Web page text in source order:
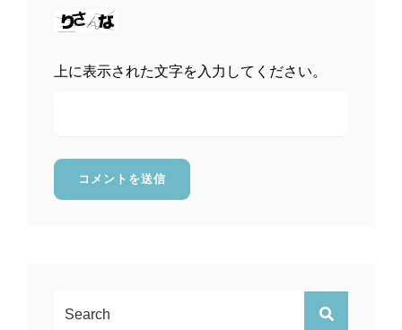
上に表示された文字を入力してください。